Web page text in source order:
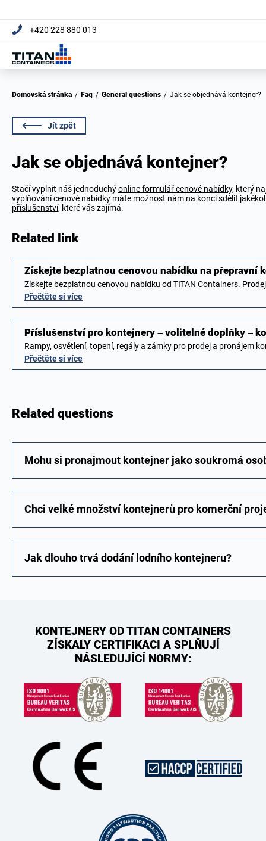
+420 228 880 013
Domovská stránka / Faq / General questions / Jak se objednává kontejner?
Jít zpět
Jak se objednává kontejner?
Stačí vyplnit náš jednoduchýonline formulář cenové nabídky, který
vyplňování cenové nabídky máte možnost nám na konci sdělit
příslušenství, které vás zajímá.
Related link
Získejte bezplatnou cenovou nabídku na přepravní
Získejte bezplatnou cenovou nabídku od TITAN Containers.
Přečtěte si více
Příslušenství pro kontejnery – volitelné doplňky –
Rampy, osvětlení, topení, regály a zámky pro prodej a pronájem
Přečtěte si více
Related questions
Mohu si pronajmout kontejner jako soukromá
Chci velké množství kontejnerů pro komerční
Jak dlouho trvá dodání lodního kontejneru?
KONTEJNERY OD TITAN CONTAINERS
ZÍSKALY CERTIFIKACI A SPLŇUJÍ
NÁSLEDUJÍCÍ NORMY: